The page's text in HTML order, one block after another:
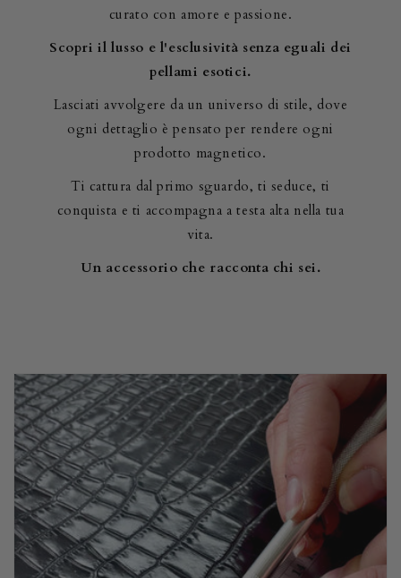
curato con amore e passione.
Scopri il lusso e l'esclusività senza eguali dei
pellami esotici.
Lasciati avvolgere da un universo di stile, dove
ogni dettaglio è pensato per rendere ogni
prodotto magnetico.
Ti cattura dal primo sguardo, ti seduce, ti
conquista e ti accompagna a testa alta nella tua
vita.
Un accessorio che racconta chi sei.